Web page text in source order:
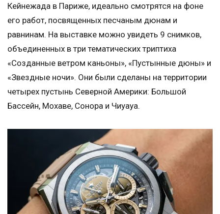
Кейнежада в Париже, идеально смотрятся на фоне
его работ, посвященных песчаным дюнам и
равнинам. На выставке можно увидеть 9 снимков,
объединенных в три тематических триптиха
«Созданные ветром каньоны», «Пустынные дюны» и
«Звездные ночи». Они были сделаны на территории
четырех пустынь Северной Америки: Большой
Бассейн, Мохаве, Сонора и Чиуауа.